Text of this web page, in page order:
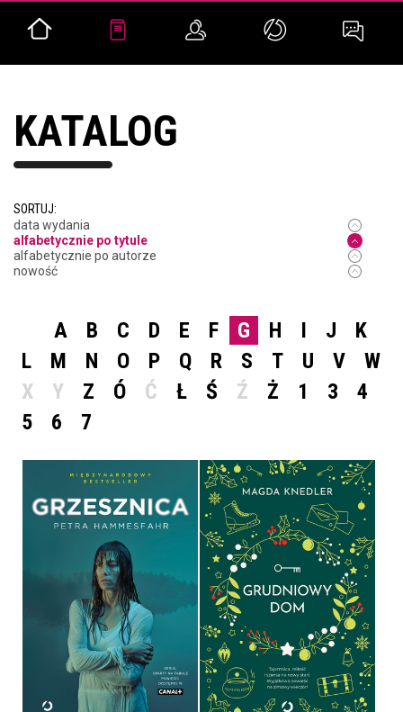
KATALOG
SORTUJ:
data wydania
alfabetycznie po tytule
alfabetycznie po autorze
nowość
A B C D E F G H I J
K
L
M N O P Q R S T U V
W
X
Y Z Ó Ć Ł Ś Ź Ż 1 3
4
5
6 7
GRZESZNICA
PETRA HAMMESFAHR
OPRAWA MIĘKKA
39,90 ZŁ
GRUDNIOWY DOM
MAGDA KNEDLER
OPRAWA MIĘKKA
49,99 ZŁ